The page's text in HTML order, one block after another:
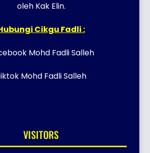
oleh Kak Elin.
Cikgu Fadli :
Mohd Fadli Salleh
Mohd Fadli Salleh
VISITORS